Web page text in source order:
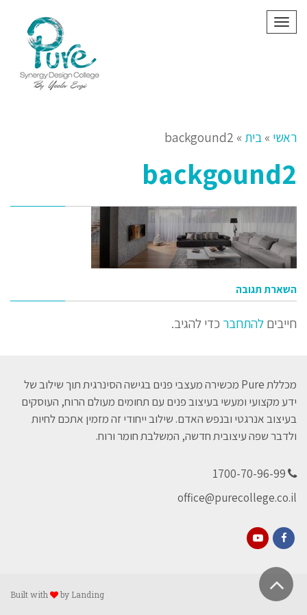
תפריט
ראשי » בית »
backgound2
backgound2
השארת תגובה
חייבים להתחבר כדי להגיב.
מכללת Pure מכשירה מעצבי פנים בגישה הסינרגית תוך שילוב של
ידע מקצועי ומעשי בעיצוב פנים עם תחומים מעולם הרוח, העוסקים
בעיצוב אנרגטי ובנפש האדם. שילוב ייחודי זה מזמין אתכם לחיות
ולדבר שפה עיצובית חדשה, המשלבת חומר ורוח.
1700-70-96-99
office@purecollege.co.il
Built with by Landing גלילה
לראש